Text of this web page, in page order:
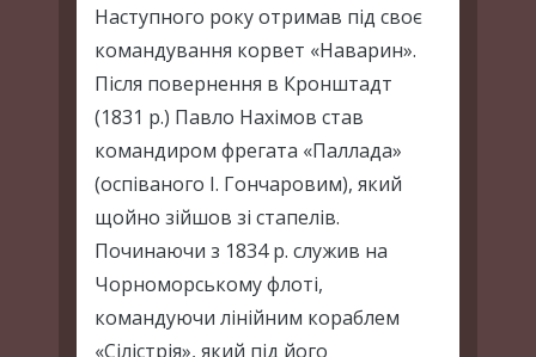
Наступного року отримав під своє
командування корвет «Наварин».
Після повернення в Кронштадт
(1831 р.) Павло Нахімов став
командиром фрегата «Паллада»
(оспіваного І. Гончаровим), який
щойно зійшов зі стапелів.
Починаючи з 1834 р. служив на
Чорноморському флоті,
командуючи лінійним кораблем
«Сілістрія», який під його